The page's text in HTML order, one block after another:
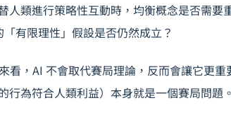
人類進行策略性互動時，均衡概念是否需要
有限理性」假設是否仍然成立？
看，AI 不會取代賽局理論，反而會讓它更
行為符合人類利益）本身就是一個賽局問